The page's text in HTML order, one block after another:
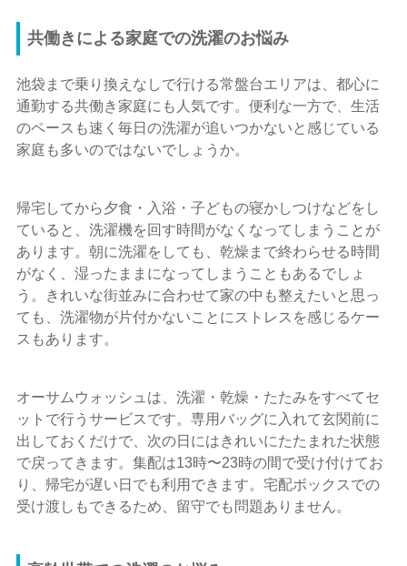
共働きによる家庭での洗濯のお悩み
池袋まで乗り換えなしで行ける常盤台エリアは、都心に
通勤する共働き家庭にも人気です。便利な一方で、生活
のペースも速く毎日の洗濯が追いつかないと感じている
家庭も多いのではないでしょうか。
帰宅してから夕食・入浴・子どもの寝かしつけなどをし
ていると、洗濯機を回す時間がなくなってしまうことが
あります。朝に洗濯をしても、乾燥まで終わらせる時間
がなく、湿ったままになってしまうこともあるでしょ
う。きれいな街並みに合わせて家の中も整えたいと思っ
ても、洗濯物が片付かないことにストレスを感じるケー
スもあります。
オーサムウォッシュは、洗濯・乾燥・たたみをすべてセ
ットで行うサービスです。専用バッグに入れて玄関前に
出しておくだけで、次の日にはきれいにたたまれた状態
で戻ってきます。集配は13時〜23時の間で受け付けてお
り、帰宅が遅い日でも利用できます。宅配ボックスでの
受け渡しもできるため、留守でも問題ありません。